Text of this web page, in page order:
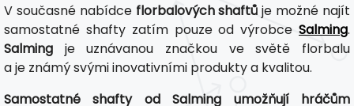
V současné nabídce florbalových shaftů je možné najít
samostatné shafty zatím pouze od výrobce Salming.
Salming je uznávanou značkou ve světě florbalu
a je známý svými inovativními produkty a kvalitou.
Samostatné shafty od Salming umožňují hráčům